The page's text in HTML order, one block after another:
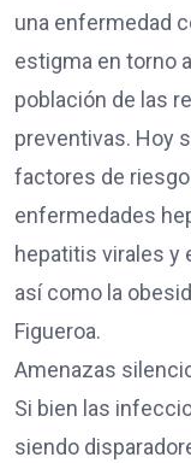
una enfermedad
estigma en torno
población de las
preventivas. Hoy
factores de
enfermedades
hepatitis virales y
así como la
Figueroa.
Amenazas
Si bien las
siendo